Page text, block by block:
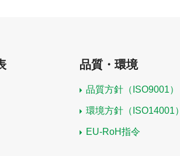
品質・環境
品質方針（ISO9001）
環境方針（ISO14001）
EU-RoH指令